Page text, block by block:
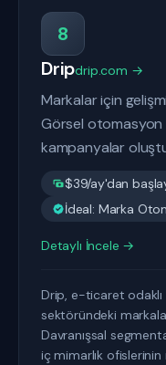
8
Dripdrip.com →
Markalar için
Görsel otomasyon
kampanyalar
$39/ay'dan
İdeal: Marka
Detaylı İncele →
Drip, e-ticaret odaklı
sektöründeki
Davranışsal
iç mimarlık